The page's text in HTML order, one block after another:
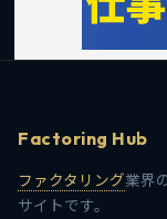
Factoring Hub
ファクタリング業界
サイトです。